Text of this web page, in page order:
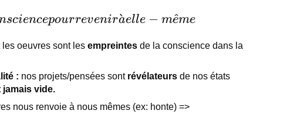
sciencepourrevenira
ˋelle − me
^me
les oeuvres sont lesempreintes de la conscience dans la
: nos projets/pensées sont révélateurs de nos états
jamais vide.
nous renvoie à nous mêmes (ex: honte) =>